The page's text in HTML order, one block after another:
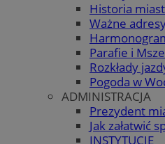
Historia
Ważne
Parafie i
Rozkłady
Pogoda w
ADMINISTRACJA
Prezydent
Jak załatwić
INSTYTUCJE